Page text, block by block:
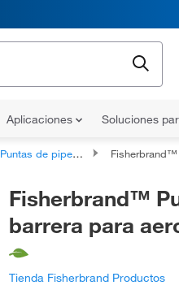
Aplicaciones Soluciones
Puntas de pipeta universales Fisherbrand™ Puntas
Fisherbrand™
barrera para
Tienda Fisherbrand Productos